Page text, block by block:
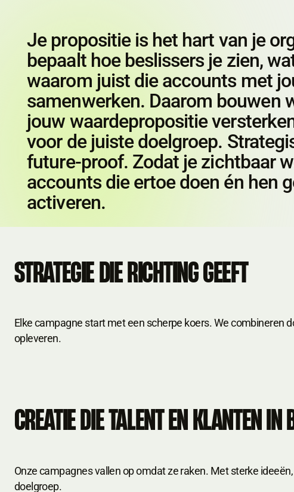
Je propositie is het hart van je
bepaalt hoe beslissers je zien,
waarom juist die accounts met
samenwerken. Daarom bouwen
jouw waardepropositie
voor de juiste doelgroep.
future-proof. Zodat je zichtbaar
accounts die ertoe doen én hen
activeren.
YOUR
STRATEGIE DIE RICHTING GEEFT
Elke campagne start met een scherpe koers. We
opleveren.
CREATIE DIE TALENT EN KLANTEN IN
Onze campagnes vallen op omdat ze raken. Met sterke
doelgroep.